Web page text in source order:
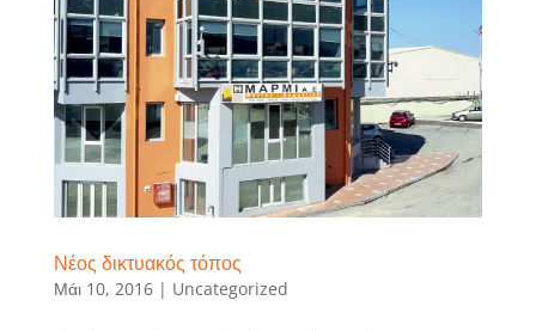
Νέος δικτυακός τόπος
Μάι 10, 2016| Uncategorized